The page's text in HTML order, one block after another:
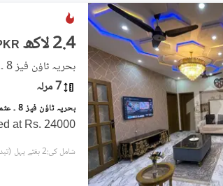
2.4 لاکھ
7 مرلہ
at Rs. 24000
شامل کی:2 ہفتے پہل